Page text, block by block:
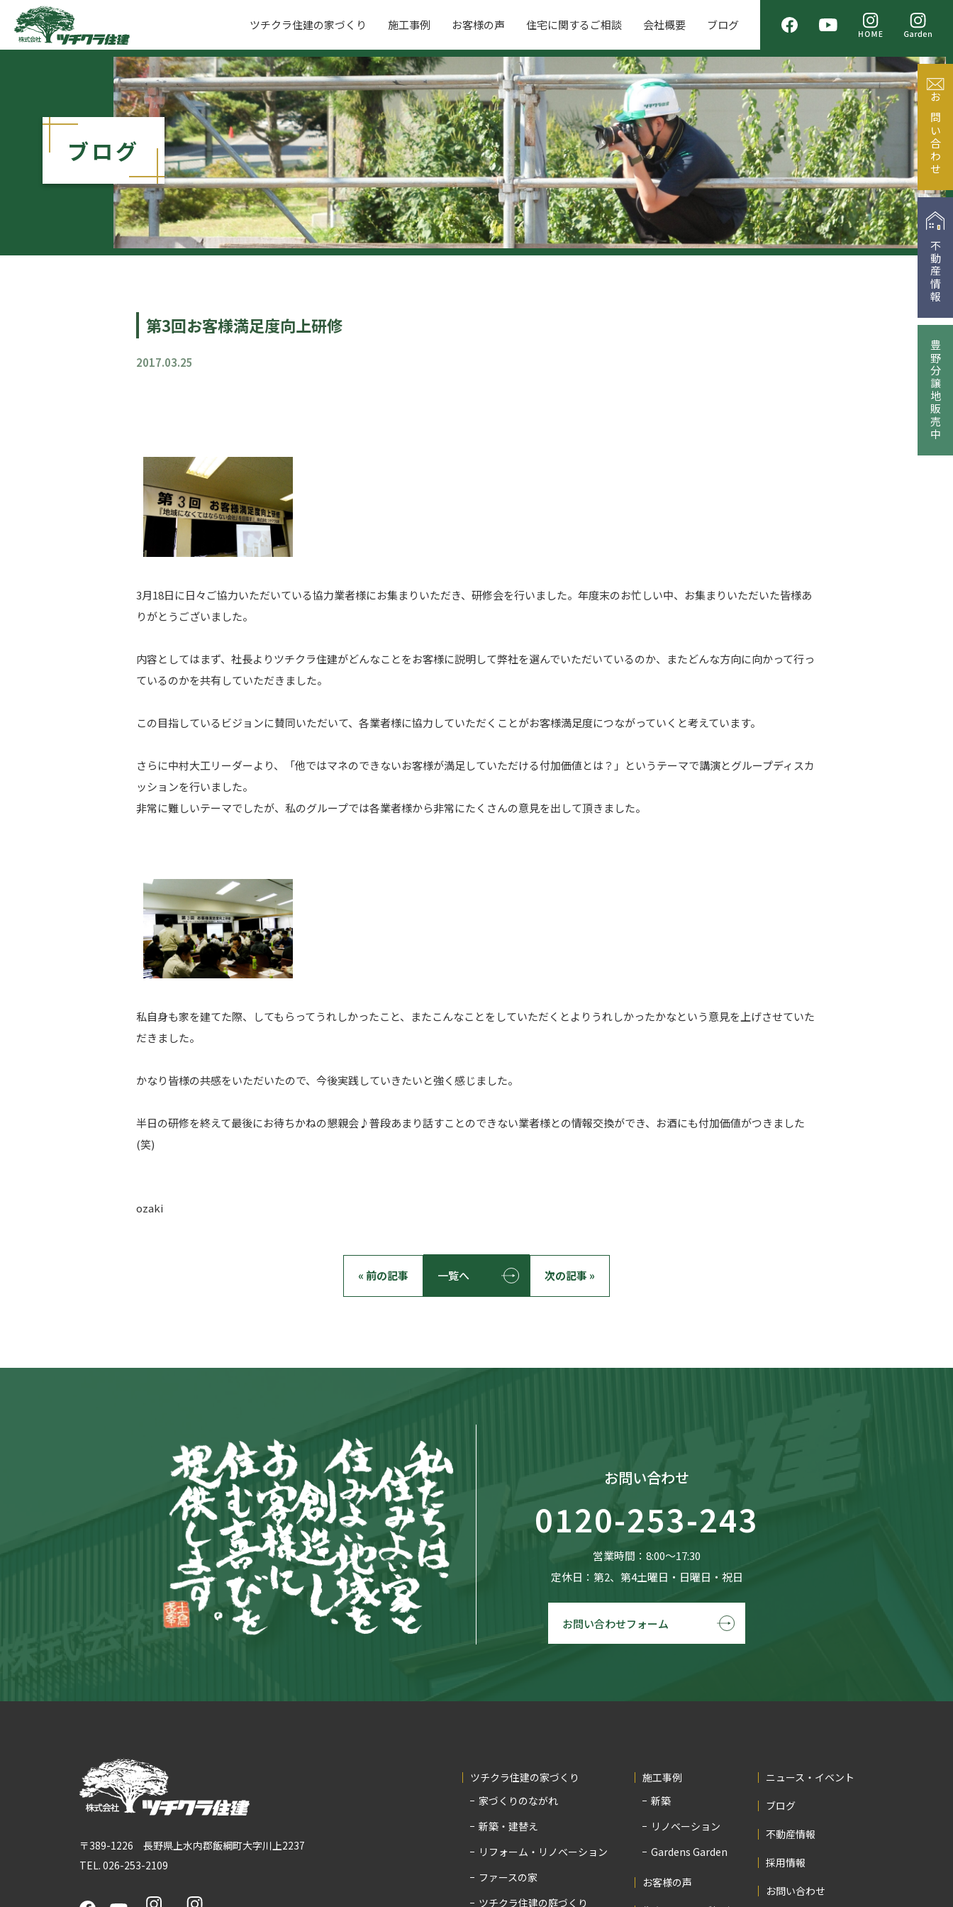
ツチクラ住建の家づくり 施工事例 お客様の声 住宅に関するご相談 会社概要 ブログ
ブログ
第3回お客様満足度向上研修
2017.03.25
3月18日に日々ご協力いただいている協力業者様にお集まりいただき、研修会を行いました。年度末のお忙しい中、お集まりいただいた皆様あ
りがとうございました。
内容としてはまず、社長よりツチクラ住建がどんなことをお客様に説明して弊社を選んでいただいているのか、またどんな方向に向かって行っ
ているのかを共有していただきました。
この目指しているビジョンに賛同いただいて、各業者様に協力していただくことがお客様満足度につながっていくと考えています。
さらに中村大工リーダーより、「他ではマネのできないお客様が満足していただける付加価値とは？」というテーマで講演とグループディスカ
ッションを行いました。
非常に難しいテーマでしたが、私のグループでは各業者様から非常にたくさんの意見を出して頂きました。
私自身も家を建てた際、してもらってうれしかったこと、またこんなことをしていただくとよりうれしかったかなという意見を上げさせていた
だきました。
かなり皆様の共感をいただいたので、今後実践していきたいと強く感じました。
半日の研修を終えて最後にお待ちかねの懇親会♪普段あまり話すことのできない業者様との情報交換ができ、お酒にも付加価値がつきました
(笑)
ozaki
« 前の記事 一覧へ 次の記事 »
お問い合わせ
不動産情報
豊野分譲地販売中
お問い合わせ
0120-253-243
営業時間：8:00〜17:30
定休日：第2、第4土曜日・日曜日・祝日
お問い合わせフォーム
〒389-1226 長野県上水内郡飯綱町大字川上2237
TEL. 026-253-2109
ツチクラ住建の家づくり
家づくりのながれ
新築・建替え
リフォーム・リノベーション
ファースの家
ツチクラ住建の庭づくり
施工事例
新築
リノベーション
Gardens Garden
お客様の声
ニュース・イベント
ブログ
不動産情報
採用情報
お問い合わせ